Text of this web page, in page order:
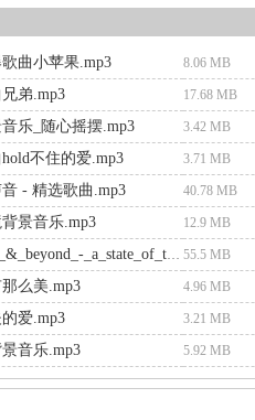
曲小苹果.mp3 8.06 MB
弟.mp3 17.68 MB
乐_随心摇摆.mp3 3.42 MB
不住的爱.mp3 3.71 MB
- 精选歌曲.mp3 40.78 MB
景音乐.mp3 12.9 MB
30-above_&_beyond_-_a_state_of_trance_400-myt.mp3 55.5 MB
么美.mp3 4.96 MB
爱.mp3 3.21 MB
音乐.mp3 5.92 MB